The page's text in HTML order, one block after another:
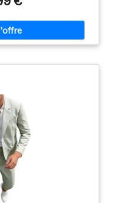
de la sangle (po) :
(de la taille à l'ourlet)
tous FR 48-56 ; Tour
de poitrine (po) : 34-48 ;
très doux : 4-WAY
il peut couvrir le dos
pas trop s'exposer
d'honneur; Robe
de soirée formelle; Robe
Robe de bal; Robe de
Robe de cocktail
spéciale